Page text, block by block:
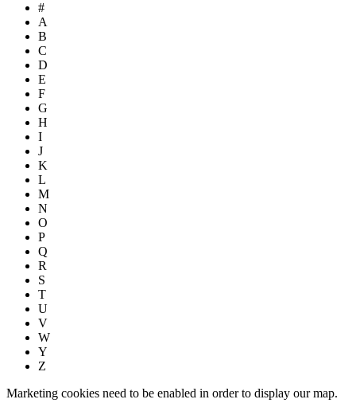
#
A
B
C
D
E
F
G
H
I
J
K
L
M
N
O
P
Q
R
S
T
U
V
W
Y
Z
Marketing cookies need to be enabled in order to display our map.